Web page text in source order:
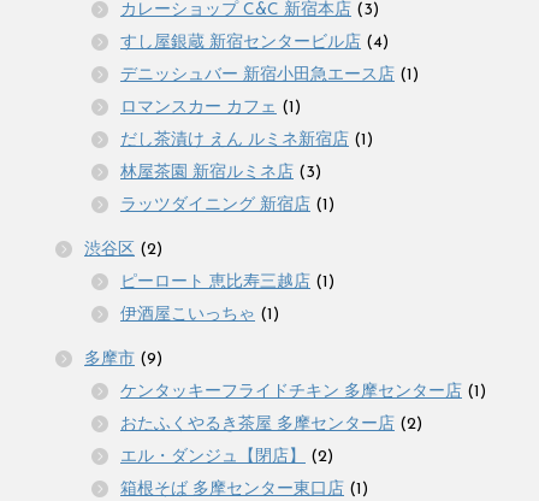
カレーショップ C&C 新宿本店 (3)
すし屋銀蔵 新宿センタービル店 (4)
デニッシュバー 新宿小田急エース店 (1)
ロマンスカー カフェ (1)
だし茶漬け えん ルミネ新宿店 (1)
林屋茶園 新宿ルミネ店 (3)
ラッツダイニング 新宿店 (1)
渋谷区 (2)
ピーロート 恵比寿三越店 (1)
伊酒屋こいっちゃ (1)
多摩市 (9)
ケンタッキーフライドチキン 多摩センター店 (1)
おたふくやるき茶屋 多摩センター店 (2)
エル・ダンジュ【閉店】
(2)
箱根そば 多摩センター東口店 (1)